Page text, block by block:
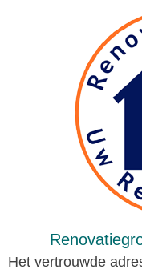
Het vertrouwde